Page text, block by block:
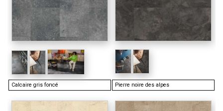
Calcaire gris foncé Pierre noire des alpes